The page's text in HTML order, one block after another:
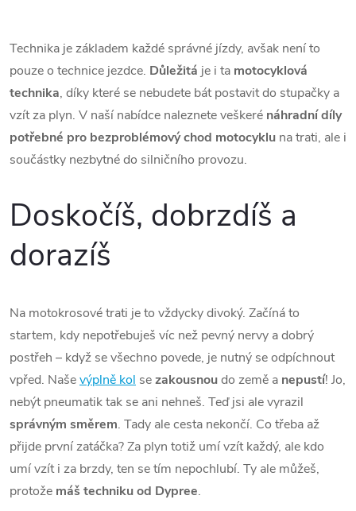
a
c
í
p
v
y
v
ý
p
i
s
u
n
k
o
v
á
n
Technika je základem každé správné jízdy, avšak není to
pouze o technice jezdce. Důležitá je i ta motocyklová
technika, díky které se nebudete bát postavit do stupačky a
vzít za plyn. V naší nabídce naleznete veškeré náhradní díly
potřebné pro bezproblémový chod motocyklu na trati, ale i
součástky nezbytné do silničního provozu.
Doskočíš, dobrzdíš a
dorazíš
Na motokrosové trati je to vždycky divoký. Začíná to
startem, kdy nepotřebuješ víc než pevný nervy a dobrý
postřeh – když se všechno povede, je nutný se odpíchnout
vpřed. Naševýplně kol sezakousnoudo země a nepustí! Jo,
nebýt pneumatik tak se ani nehneš. Teď jsi ale vyrazil
správným směrem. Tady ale cesta nekončí. Co třeba až
přijde první zatáčka? Za plyn totiž umí vzít každý, ale kdo
umí vzít i za brzdy, ten se tím nepochlubí. Ty ale můžeš,
protože máš techniku od Dypree.